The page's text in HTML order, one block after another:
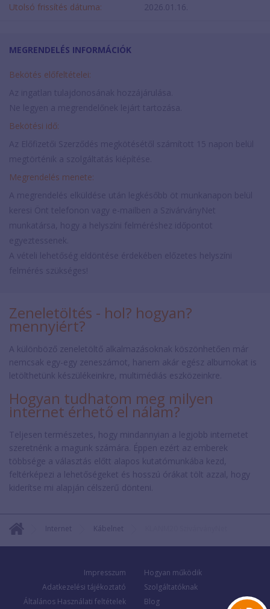
Utolsó frissítés dátuma: 2026.01.16.
MEGRENDELÉS INFORMÁCIÓK
Bekötés előfeltételei:
Bekötési idő:
Megrendelés menete:
Zeneletöltés - hol? hogyan?
mennyiért?
A különböző zeneletöltő alkalmazásoknak köszönhetően már
nemcsak egy-egy zeneszámot, hanem akár egész albumokat is
letölthetünk készülékeinkre, multimédiás eszközeinkre.
Hogyan tudhatom meg milyen
internet érhető el nálam?
Teljesen természetes, hogy mindannyian a legjobb internetet
szeretnénk a magunk számára. Éppen ezért az emberek
többsége a választás előtt alapos kutatómunkába kezd,
feltérképezi a lehetőségeket és hosszú órákat tölt azzal, hogy
kiderítse mi alapján célszerű dönteni.
Internet Kábelnet
Impresszum
Adatkezelési tájékoztató
Általános Használati feltételek
Hogyan működik
Szolgáltatóknak
Blog